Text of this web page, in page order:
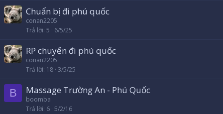
Chuẩn bị đi phú quốc
conan2205
Trả lời 5 6/5/25
RP chuyến đi phú quốc
conan2205
Trả lời 18 3/5/25
B Massage Trường An - Phú Quốc
boomba
Trả lời 6 5/2/16